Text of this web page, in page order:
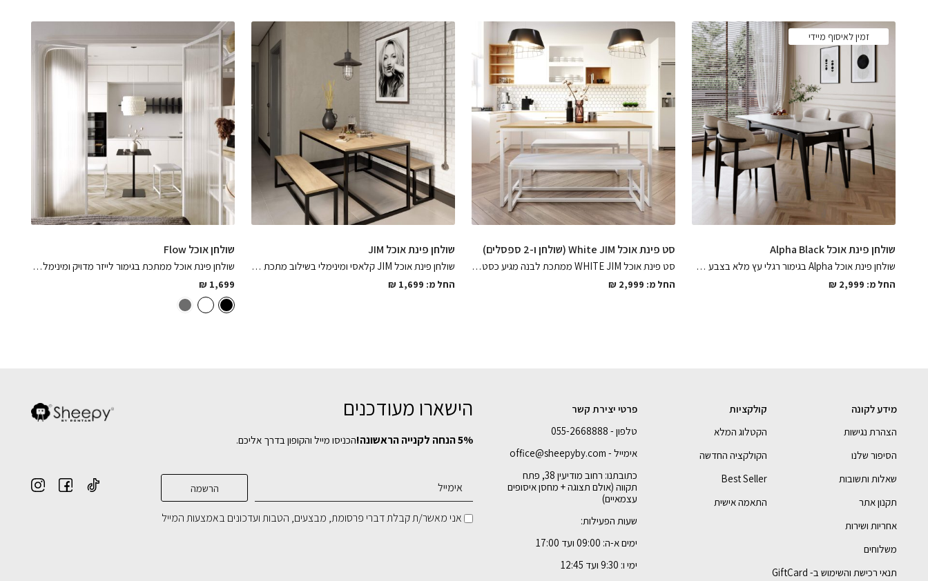
זמין לאיסוף מיידי
שולחן פינת אוכל Alpha Black
שולחן פינת אוכל Alpha בגימור רגלי עץ מלא בצבע אפוקסי שחור מט מחופה גרניט פורצלן לבן שלג במגוון מידות לבחירה, פיס שיקפיץ את החלל בגימורים מופלאים
החל מ: ₪ 2,999
סט פינת אוכל White JIM (שולחן ו-2 ספסלים)
סט פינת אוכל WHITE JIM ממתכת לבנה מגיע כסט של שולחן אוכל ו-2 ספסלים שימלאו את הבית באלגנטיות מדויקת
החל מ: ₪ 2,999
שולחן פינת אוכל JIM
שולחן פינת אוכל JIM קלאסי ומינימלי בשילוב מתכת ועץ בגימור אלון מבוקע (פורמייקה) ששידרג את החלל בקווים מושלמים
החל מ: ₪ 1,699
שולחן אוכל Flow
שולחן פינת אוכל ממתכת בגימור לייזר מדויק ומינימליסטי צבוע בתנור בצבע שחור מט (פחם) / לבן מט ומגוון צבעים נוספים, פיס פשוט מושלם
₪ 1,699
מידע לקונה
הצהרת נגישות
הסיפור שלנו
שאלות ותשובות
תקנון אתר
אחריות ושירות
משלוחים
תנאי רכישת והשימוש ב- GiftCard
קולקציות
הקטלוג המלא
הקולקציה החדשה
Best Seller
התאמה אישית
פרטי יצירת קשר
טלפון - 055-2668888
אימייל - office@sheepyby.com
כתובתנו: רחוב מודיעין 38, פתח
תקווה (אולם תצוגה + מחסן איסופים
עצמאיים)
שעות הפעילות:
ימים א-ה: 09:00 ועד 17:00
ימי ו: 9:30 ועד 12:45
הישארו מעודכנים
5% הנחה לקנייה הראשונה! הכניסו מייל והקופון בדרך אליכם.
אני מאשר/ת קבלת דברי פרסומת, מבצעים, הטבות ועדכונים באמצעות המייל